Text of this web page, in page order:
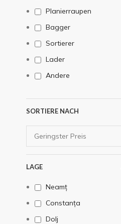
Planierraupen
Bagger
Sortierer
Lader
Andere
SORTIERE NACH
LAGE
Neamț
Constanța
Dolj